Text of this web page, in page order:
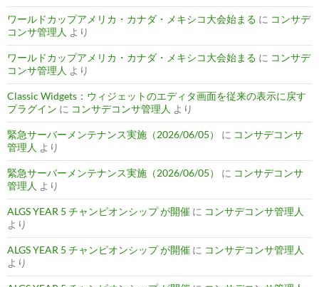
ワールドカップアメリカ・カナダ・メキシコ大会始まる に コンサデ
コンサ管理人 より
ワールドカップアメリカ・カナダ・メキシコ大会始まる に コンサデ
コンサ管理人 より
Classic Widgets：ウィジェットのエディタ画面を従来の表示に戻す
プラグイン に コンサデコンサ管理人 より
緊急サーバーメンテナンス実施（2026/06/05） に コンサデコンサ
管理人 より
緊急サーバーメンテナンス実施（2026/06/05） に コンサデコンサ
管理人 より
ALGS YEAR 5 チャンピオンシップ が開催 に コンサデコンサ管理人
より
ALGS YEAR 5 チャンピオンシップ が開催 に コンサデコンサ管理人
より